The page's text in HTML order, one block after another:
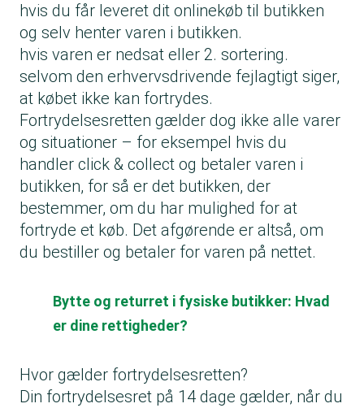
hvis du får leveret dit onlinekøb til butikken
og selv henter varen i butikken.
hvis varen er nedsat eller 2. sortering.
selvom den erhvervsdrivende fejlagtigt siger,
at købet ikke kan fortrydes.
Fortrydelsesretten gælder dog ikke alle varer
og situationer – for eksempel hvis du
handler click & collect og betaler varen i
butikken, for så er det butikken, der
bestemmer, om du har mulighed for at
fortryde et køb. Det afgørende er altså, om
du bestiller og betaler for varen på nettet.
Bytte og returret i fysiske butikker: Hvad
er dine rettigheder?
Hvor gælder fortrydelsesretten?
Din fortrydelsesret på 14 dage gælder, når du